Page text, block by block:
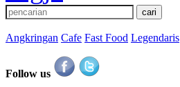
Angkringan Cafe Fast Food Legendaris
Follow us